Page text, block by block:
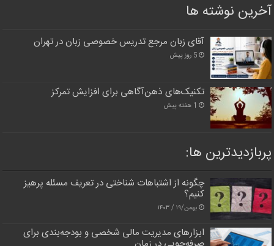
آخرین نوشته ها
آقای زبان مرجع تدریس خصوصی زبان در تهران
5 روز پیش
تکنیک‌های ذهن‌آگاهی برای افزایش تمرکز
1 هفته پیش
پربازدیدترین‌ ها:
چگونه از اشتباهات شناختی در تعریف مسئله پرهیز
کنیم؟
بهمن/۱۹ / ۱۴۰۳
ابزارهای مدیریت مالی شخصی و بودجه‌بندی برای